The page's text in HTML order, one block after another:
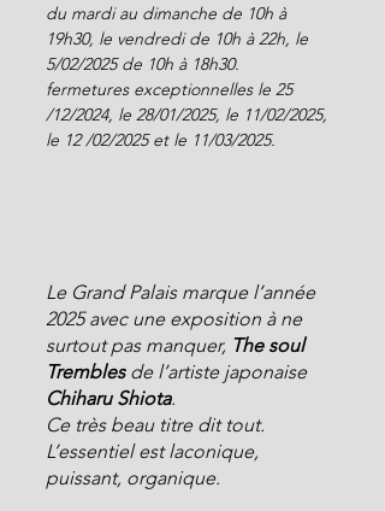
du mardi au dimanche de 10h à
19h30, le vendredi de 10h à 22h, le
5/02/2025 de 10h à 18h30.
fermetures exceptionnelles le 25
/12/2024, le 28/01/2025, le 11/02/2025,
le 12 /02/2025 et le 11/03/2025.
Le Grand Palais marque l’année
2025 avec une exposition à ne
surtout pas manquer, The soul
Trembles de l’artiste japonaise
Chiharu Shiota.
Ce très beau titre dit tout.
L’essentiel est laconique,
puissant, organique.